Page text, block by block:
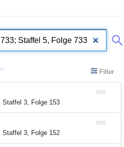
Filter
EPG
Staffel 3, Folge 153
EPG
Staffel 3, Folge 152